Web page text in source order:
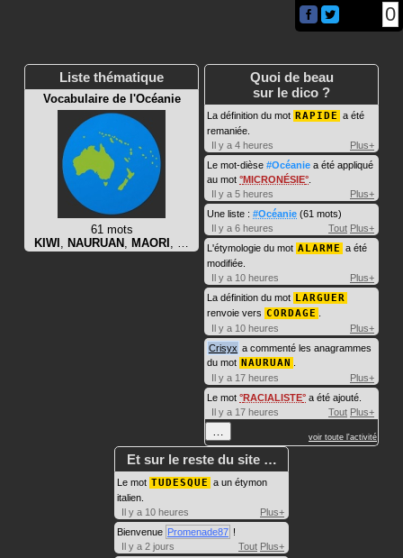
0
Liste thématique
Vocabulaire de l'Océanie
61 mots
KIWI NAURUAN MAORI
Quoi de beau
sur le dico ?
La définition du mot RAPIDE a été
remaniée.
Il y a 4 heures
Plus+
Le mot-dièse #Océanie a été appliqué
au mot MICRONÉSIE
Il y a 5 heures
Plus+
Une liste : #Océanie (61 mots)
Il y a 6 heures
Tout Plus+
L'étymologie du mot ALARME a été
modifiée.
Il y a 10 heures
Plus+
La définition du mot LARGUER
renvoie vers CORDAGE
Il y a 10 heures
Plus+
Crisyx a commenté les anagrammes
du mot NAURUAN
Il y a 17 heures
Plus+
Le mot RACIALISTE a été ajouté.
Il y a 17 heures
Tout Plus+
voir toute l'activité
Et sur le reste du site …
Le mot TUDESQUE a un étymon
italien.
Il y a 10 heures
Plus+
Bienvenue Promenade87 !
Il y a 2 jours
Tout Plus+